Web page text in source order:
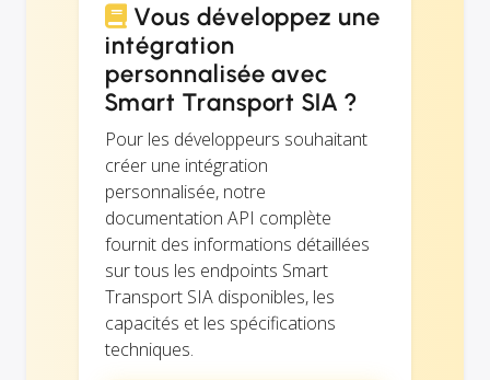
Vous développez une
intégration
personnalisée avec
Smart Transport SIA ?
Pour les développeurs souhaitant
créer une intégration
personnalisée, notre
documentation API complète
fournit des informations détaillées
sur tous les endpoints Smart
Transport SIA disponibles, les
capacités et les spécifications
techniques.